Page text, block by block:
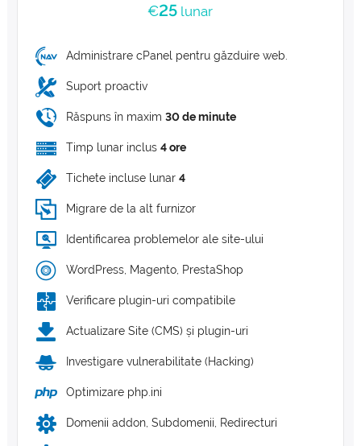
€25 lunar
Administrare cPanel pentru găzduire web.
Suport proactiv
Răspuns în maxim 30 de minute
Timp lunar inclus 4 ore
Tichete incluse lunar 4
Migrare de la alt furnizor
Identificarea problemelor ale site-ului
WordPress, Magento, PrestaShop
Verificare plugin-uri compatibile
Actualizare Site (CMS) și plugin-uri
Investigare vulnerabilitate (Hacking)
Optimizare php.ini
Domenii addon, Subdomenii, Redirecturi